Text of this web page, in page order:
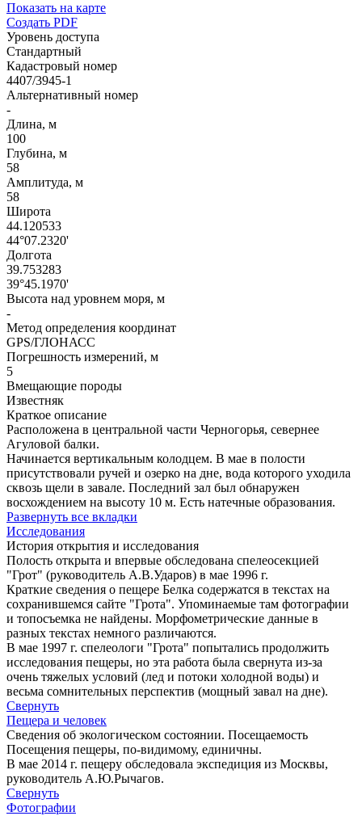
Показать на карте
Создать PDF
Уровень доступа
Стандартный
Кадастровый номер
4407/3945-1
Альтернативный номер
-
Длина, м
100
Глубина, м
58
Амплитуда, м
58
Широта
44.120533
44°07.2320'
Долгота
39.753283
39°45.1970'
Высота над уровнем моря, м
-
Метод определения координат
GPS/ГЛОНАСС
Погрешность измерений, м
5
Вмещающие породы
Известняк
Краткое описание
Расположена в центральной части Черногорья, севернее
Агуловой балки.
Начинается вертикальным колодцем. В мае в полости
присутствовали ручей и озерко на дне, вода которого уходила
сквозь щели в завале. Последний зал был обнаружен
восхождением на высоту 10 м. Есть натечные образования.
Развернуть все вкладки
Исследования
История открытия и исследования
Полость открыта и впервые обследована спелеосекцией
"Грот" (руководитель А.В.Ударов) в мае 1996 г.
Краткие сведения о пещере Белка содержатся в текстах на
сохранившемся сайте "Грота". Упоминаемые там фотографии
и топосъемка не найдены. Морфометрические данные в
разных текстах немного различаются.
В мае 1997 г. спелеологи "Грота" попытались продолжить
исследования пещеры, но эта работа была свернута из-за
очень тяжелых условий (лед и потоки холодной воды) и
весьма сомнительных перспектив (мощный завал на дне).
Свернуть
Пещера и человек
Сведения об экологическом состоянии. Посещаемость
Посещения пещеры, по-видимому, единичны.
В мае 2014 г. пещеру обследовала экспедиция из Москвы,
руководитель А.Ю.Рычагов.
Свернуть
Фотографии